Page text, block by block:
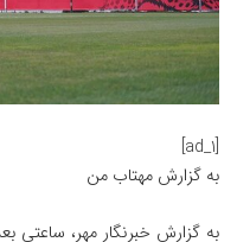
[ad_1]
به گزارش مهتاب من
به گزارش خبرنگار مهر، ساعتی